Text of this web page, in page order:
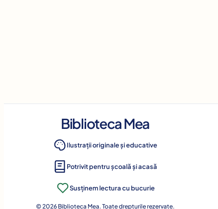
Biblioteca Mea
Ilustrații originale și educative
Potrivit pentru școală și acasă
Susținem lectura cu bucurie
© 2026 Biblioteca Mea. Toate drepturile rezervate.